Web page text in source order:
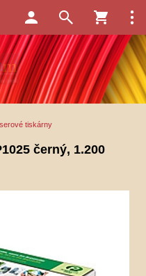
tiskárny
černý, 1.200